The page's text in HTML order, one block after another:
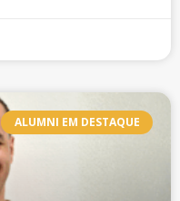
ALUMNI EM DESTAQUE